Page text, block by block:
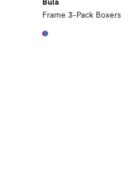
Frame 3-Pack Boxers